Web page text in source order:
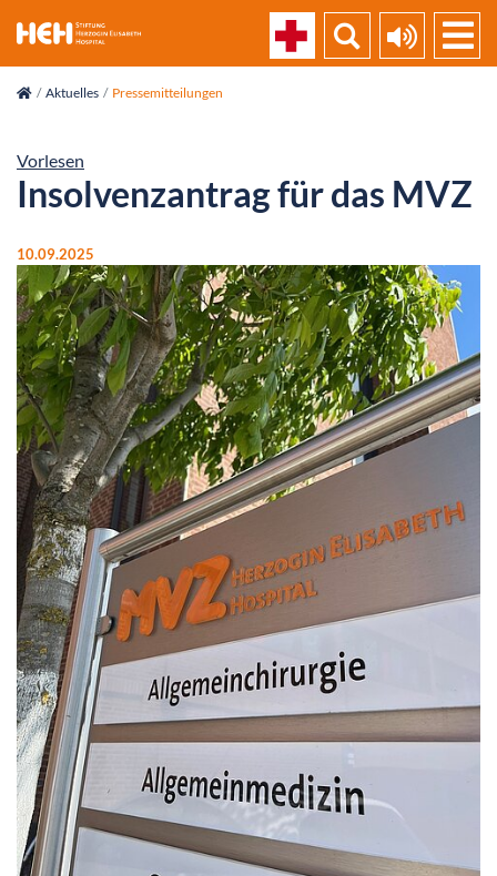
Aktuelles Pressemitteilungen
Vorlesen
Insolvenzantrag für das MVZ
10.09.2025